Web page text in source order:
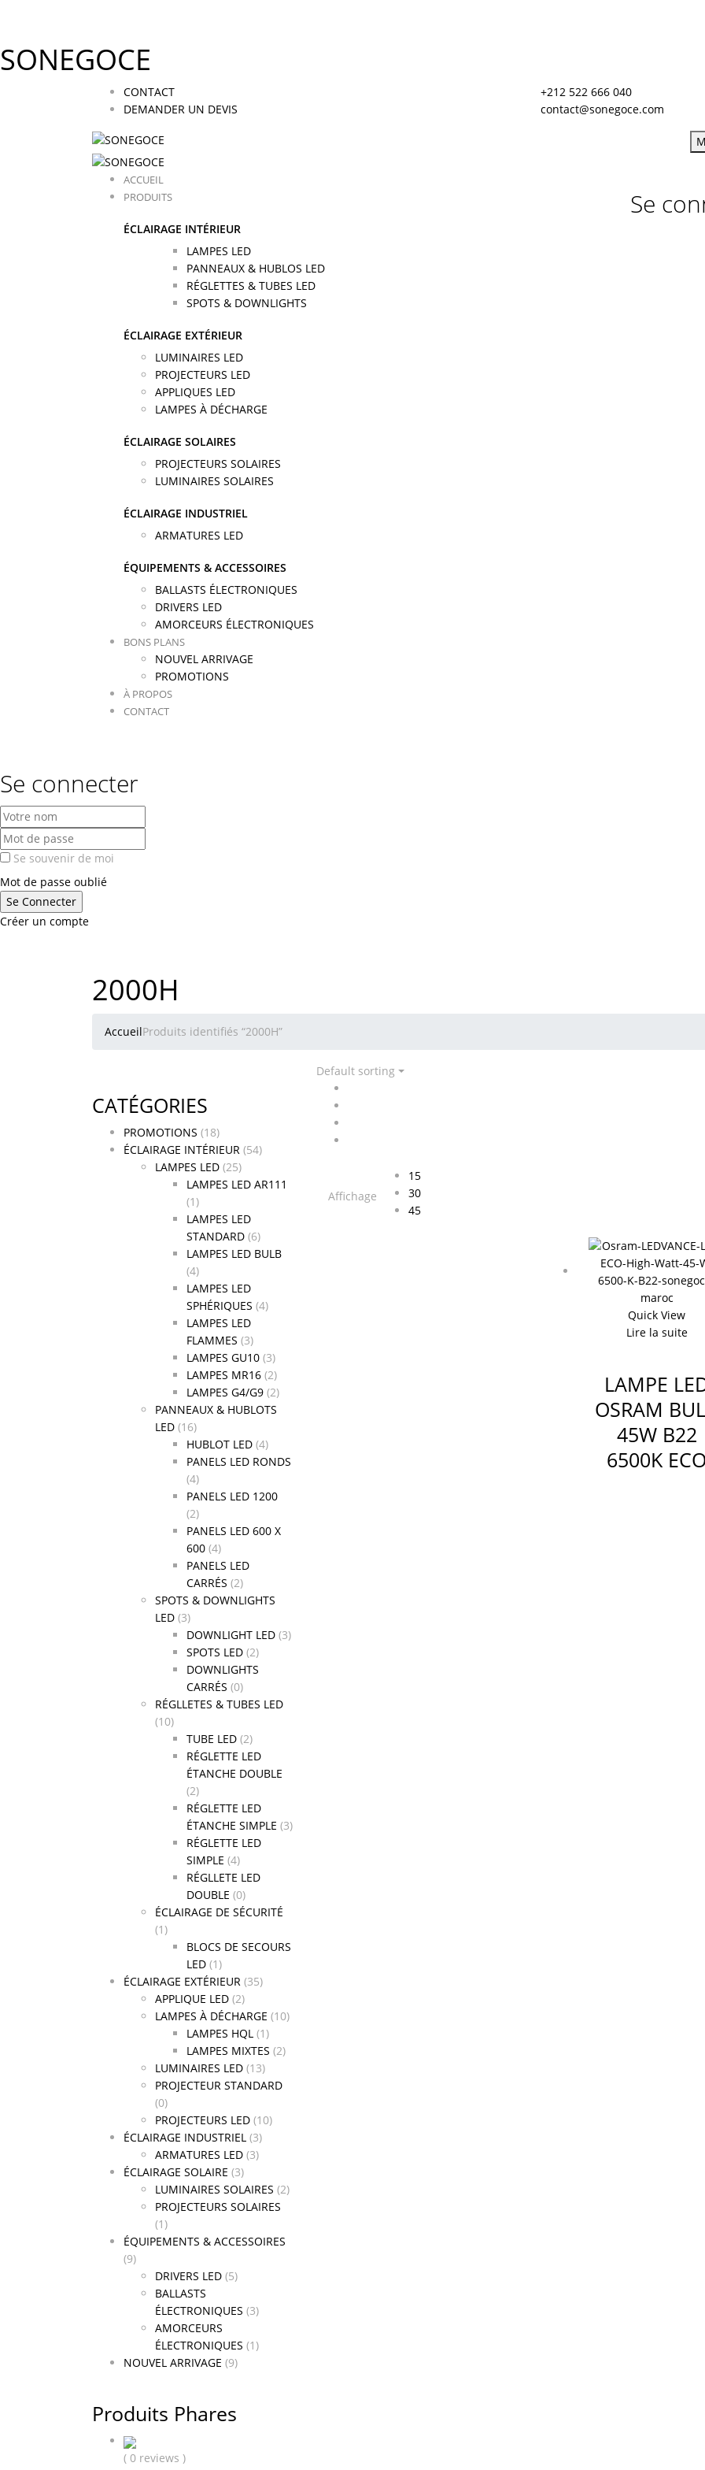
SONEGOCE
CONTACT
DEMANDER UN DEVIS
+212 522 666 040
contact@sonegoce.com
ACCUEIL
PRODUITS
ÉCLAIRAGE INTÉRIEUR
LAMPES LED
PANNEAUX & HUBLOS LED
RÉGLETTES & TUBES LED
SPOTS & DOWNLIGHTS
ÉCLAIRAGE EXTÉRIEUR
LUMINAIRES LED
PROJECTEURS LED
APPLIQUES LED
LAMPES À DÉCHARGE
ÉCLAIRAGE SOLAIRES
PROJECTEURS SOLAIRES
LUMINAIRES SOLAIRES
ÉCLAIRAGE INDUSTRIEL
ARMATURES LED
ÉQUIPEMENTS & ACCESSOIRES
BALLASTS ÉLECTRONIQUES
DRIVERS LED
AMORCEURS ÉLECTRONIQUES
BONS PLANS
NOUVEL ARRIVAGE
PROMOTIONS
À PROPOS
CONTACT
Se
Se connecter
Se souvenir de moi
Mot de passe oublié
Créer un compte
2000H
AccueilProduits identifiés “2000H”
CATÉGORIES
PROMOTIONS (18)
ÉCLAIRAGE INTÉRIEUR (54)
LAMPES LED (25)
LAMPES LED AR111
(1)
LAMPES LED
STANDARD (6)
LAMPES LED BULB
(4)
LAMPES LED
SPHÉRIQUES (4)
LAMPES LED
FLAMMES (3)
LAMPES GU10 (3)
LAMPES MR16 (2)
LAMPES G4/G9 (2)
PANNEAUX & HUBLOTS
LED (16)
HUBLOT LED (4)
PANELS LED RONDS
(4)
PANELS LED 1200
(2)
PANELS LED 600 X
600 (4)
PANELS LED
CARRÉS (2)
SPOTS & DOWNLIGHTS
LED (3)
DOWNLIGHT LED (3)
SPOTS LED (2)
DOWNLIGHTS
CARRÉS (0)
RÉGLLETES & TUBES LED
(10)
TUBE LED (2)
RÉGLETTE LED
ÉTANCHE DOUBLE
(2)
RÉGLETTE LED
ÉTANCHE SIMPLE (3)
RÉGLETTE LED
SIMPLE (4)
RÉGLLETE LED
DOUBLE (0)
ÉCLAIRAGE DE SÉCURITÉ
(1)
BLOCS DE SECOURS
LED (1)
ÉCLAIRAGE EXTÉRIEUR (35)
APPLIQUE LED (2)
LAMPES À DÉCHARGE (10)
LAMPES HQL (1)
LAMPES MIXTES (2)
LUMINAIRES LED (13)
PROJECTEUR STANDARD
(0)
PROJECTEURS LED (10)
ÉCLAIRAGE INDUSTRIEL (3)
ARMATURES LED (3)
ÉCLAIRAGE SOLAIRE (3)
LUMINAIRES SOLAIRES (2)
PROJECTEURS SOLAIRES
(1)
ÉQUIPEMENTS & ACCESSOIRES
(9)
DRIVERS LED (5)
BALLASTS
ÉLECTRONIQUES (3)
AMORCEURS
ÉLECTRONIQUES (1)
NOUVEL ARRIVAGE (9)
Produits Phares
( 0 reviews )
Default sorting
Affichage
15
30
45
Quick View
Lire la suite
LAMPE
OSRAM
45W B22
6500K